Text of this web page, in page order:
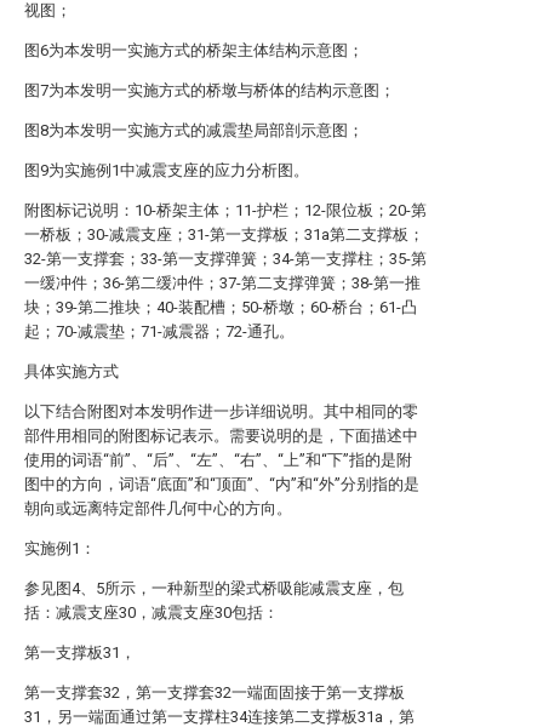
视图；
图6为本发明一实施方式的桥架主体结构示意图；
图7为本发明一实施方式的桥墩与桥体的结构示意图；
图8为本发明一实施方式的减震垫局部剖示意图；
图9为实施例1中减震支座的应力分析图。
附图标记说明：10-桥架主体；11-护栏；12-限位板；20-第
一桥板；30-减震支座；31-第一支撑板；31a第二支撑板；
32-第一支撑套；33-第一支撑弹簧；34-第一支撑柱；35-第
一缓冲件；36-第二缓冲件；37-第二支撑弹簧；38-第一推
块；39-第二推块；40-装配槽；50-桥墩；60-桥台；61-凸
起；70-减震垫；71-减震器；72-通孔。
具体实施方式
以下结合附图对本发明作进一步详细说明。其中相同的零
部件用相同的附图标记表示。需要说明的是，下面描述中
使用的词语“前”、“后”、“左”、“右”、“上”和“下”指的是附
图中的方向，词语“底面”和“顶面”、“内”和“外”分别指的是
朝向或远离特定部件几何中心的方向。
实施例1：
参见图4、5所示，一种新型的梁式桥吸能减震支座，包
括：减震支座30，减震支座30包括：
第一支撑板31，
第一支撑套32，第一支撑套32一端面固接于第一支撑板
31，另一端面通过第一支撑柱34连接第二支撑板31a，第